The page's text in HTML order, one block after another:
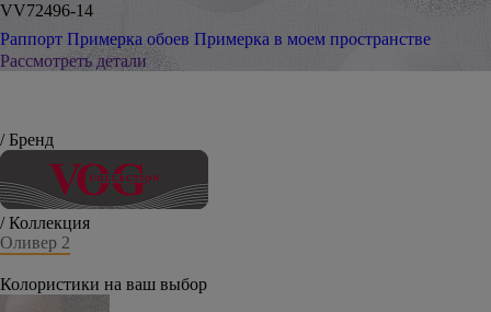
VV72496-14
Раппорт Примерка обоев Примерка в моем пространстве
Рассмотреть детали
/ Бренд
/ Коллекция
Оливер 2
Колористики на ваш выбор